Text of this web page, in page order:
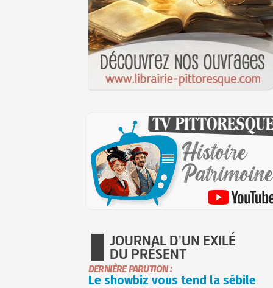
JOURNAL D'UN EXILÉ
DU PRÉSENT
DERNIÈRE PARUTION :
Le showbiz vous tend la sébile